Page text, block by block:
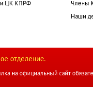
ЦК КПРФ Члены
Наши
отделение.
на официальный сайт